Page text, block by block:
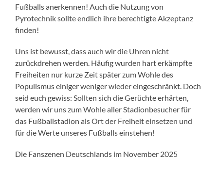
Fußballs anerkennen! Auch die Nutzung von
Pyrotechnik sollte endlich ihre berechtigte Akzeptanz
finden!
Uns ist bewusst, dass auch wir die Uhren nicht
zurückdrehen werden. Häufig wurden hart erkämpfte
Freiheiten nur kurze Zeit später zum Wohle des
Populismus einiger weniger wieder eingeschränkt. Doch
seid euch gewiss: Sollten sich die Gerüchte erhärten,
werden wir uns zum Wohle aller Stadionbesucher für
das Fußballstadion als Ort der Freiheit einsetzen und
für die Werte unseres Fußballs einstehen!
Die Fanszenen Deutschlands im November 2025